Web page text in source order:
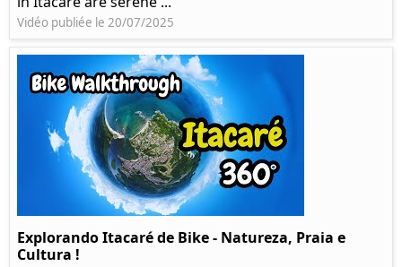
Vidéo publiée le 20/07/2025
Explorando Itacaré de Bike - Natureza, Praia e
Cultura !